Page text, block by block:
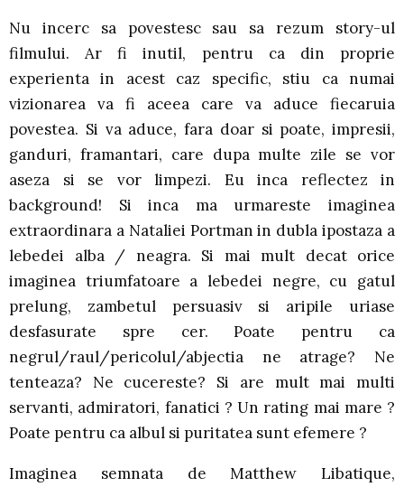
Nu incerc sa povestesc sau sa rezum story-ul
filmului. Ar fi inutil, pentru ca din proprie
experienta in acest caz specific, stiu ca numai
vizionarea va fi aceea care va aduce fiecaruia
povestea. Si va aduce, fara doar si poate, impresii,
ganduri, framantari, care dupa multe zile se vor
aseza si se vor limpezi. Eu inca reflectez in
background! Si inca ma urmareste imaginea
extraordinara a Nataliei Portman in dubla ipostaza a
lebedei alba / neagra. Si mai mult decat orice
imaginea triumfatoare a lebedei negre, cu gatul
prelung, zambetul persuasiv si aripile uriase
desfasurate spre cer. Poate pentru ca
negrul/raul/pericolul/abjectia ne atrage? Ne
tenteaza? Ne cucereste? Si are mult mai multi
servanti, admiratori, fanatici ? Un rating mai mare ?
Poate pentru ca albul si puritatea sunt efemere ?
Imaginea semnata de Matthew Libatique,